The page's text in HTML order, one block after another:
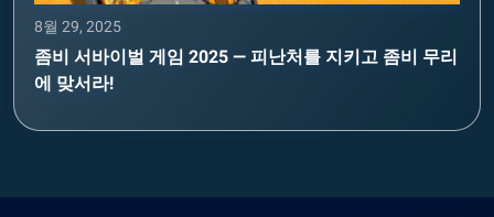
8월 29, 2025
좀비 서바이벌 게임 2025 — 피난처를 지키고 좀비 무리
에 맞서라!